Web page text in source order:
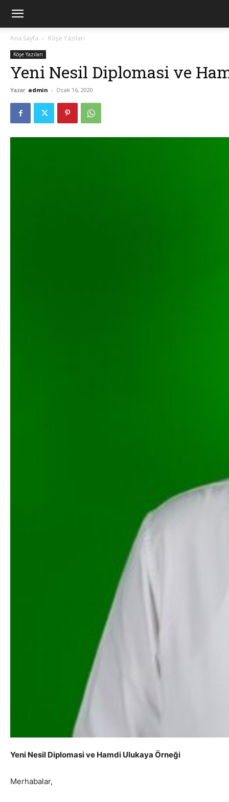
Ana Sayfa Köşe Yazıları
Köşe Yazıları
Yeni Nesil Diplomasi ve
Yazar admin - Ocak 16, 2020
Yeni Nesil Diplomasi ve Hamdi Ulukaya Örneği
Merhabalar,